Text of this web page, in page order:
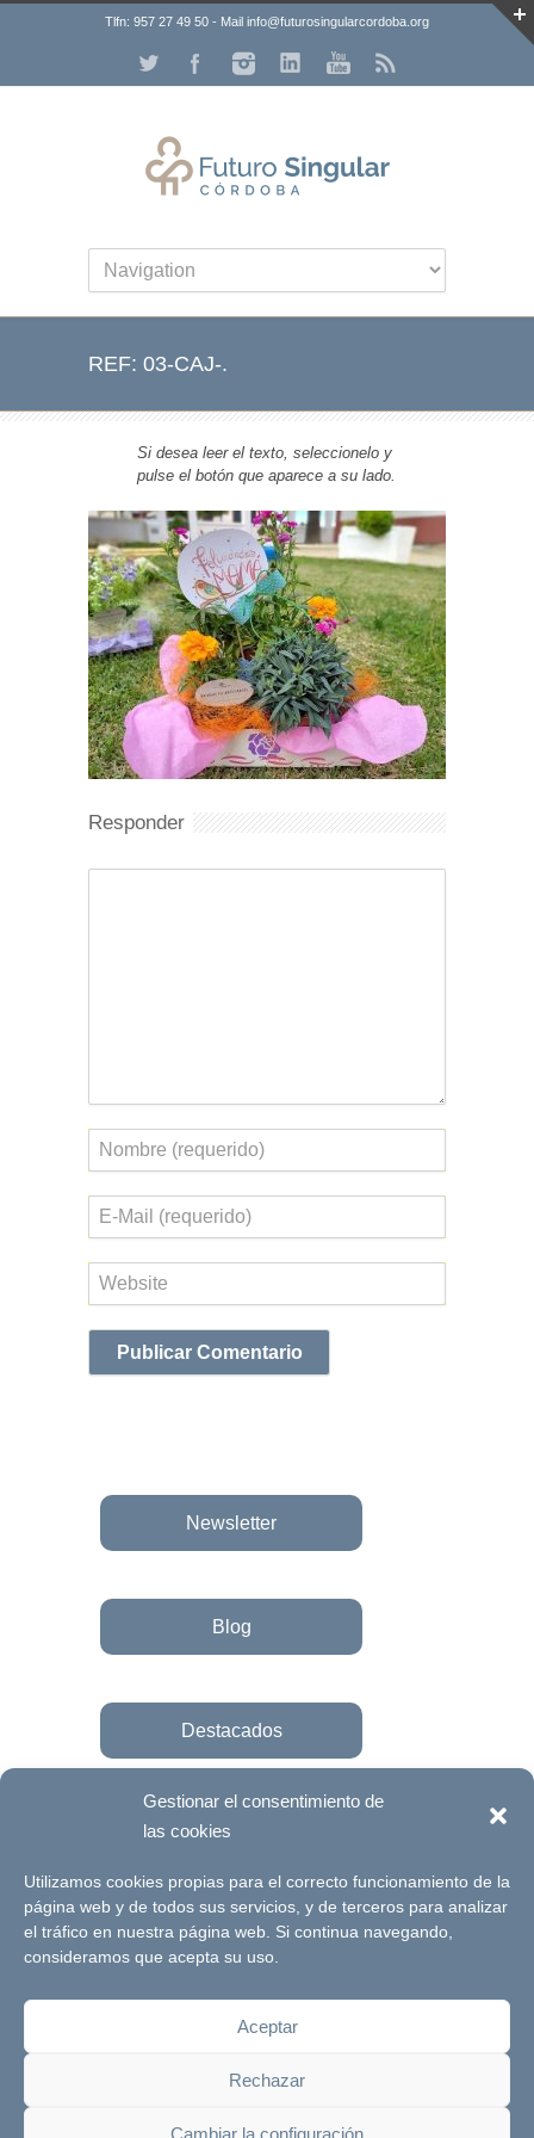
Gestionar el consentimiento de
las cookies
Utilizamos cookies propias para el correcto funcionamiento de la
página web y de todos sus servicios, y de terceros para analizar
el tráfico en nuestra página web. Si continua navegando,
consideramos que acepta su uso.
Aceptar
Rechazar
Cambiar la configuración
Tlfn: 957 27 49 50 - Mail info@futurosingularcordoba.org
REF: 03-CAJ-.
Si desea leer el texto, seleccionelo y
pulse el botón que aparece a su lado.
Responder
Nombre
Correo
electrónico
Web
Newsletter
Blog
Destacados
Únete a la fundación
© Futuro Singular Córdoba 2017. Web
desarrollada por
Aviso Legal
Política de cookies
Canal de denuncias